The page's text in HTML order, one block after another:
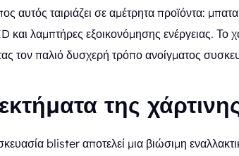
αυτός ταιριάζει σε αμέτρητα προϊόντα:
και λαμπτήρες εξοικονόμησης ενέργειας.
τον παλιό δυσχερή τρόπο ανοίγματος
της
blister αποτελεί μια βιώσιμη